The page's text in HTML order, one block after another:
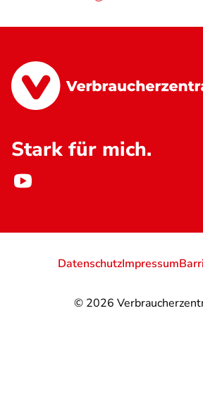
Stark für mich.
© 2026
DatenschutzImpressum